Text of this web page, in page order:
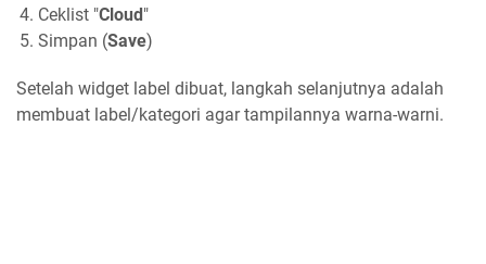
Ceklist "Cloud"
Simpan (Save)
Setelah widget label dibuat, langkah selanjutnya adalah
membuat label/kategori agar tampilannya warna-warni.